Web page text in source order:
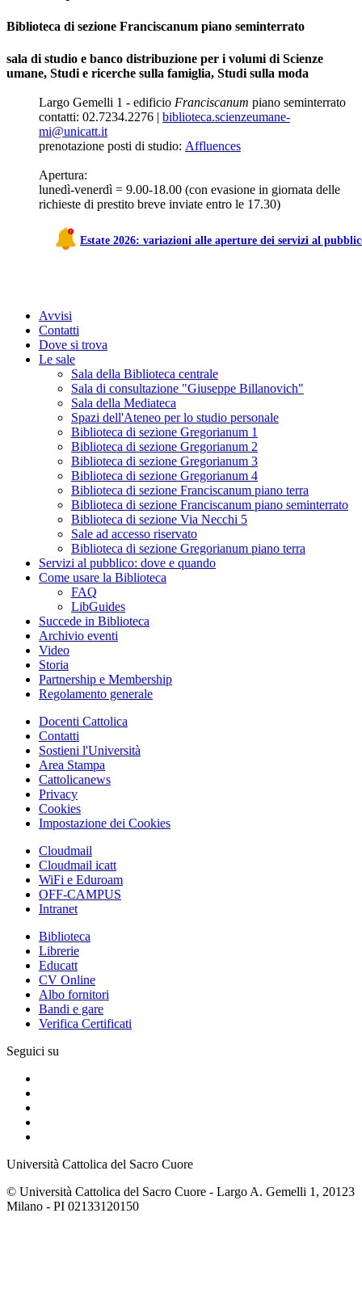
Biblioteca di sezione Franciscanum piano seminterrato
sala di studio e banco distribuzione per i volumi di Scienze
umane, Studi e ricerche sulla famiglia, Studi sulla moda
Largo Gemelli 1 - edificio Franciscanum piano seminterrato
contatti: 02.7234.2276 | biblioteca.scienzeumane-
mi@unicatt.it
prenotazione posti di studio: Affluences
Apertura:
lunedì-venerdì = 9.00-18.00 (con evasione in giornata delle
richieste di prestito breve inviate entro le 17.30)
Estate 2026: variazioni alle aperture dei servizi al
Avvisi
Contatti
Dove si trova
Le sale
Sala della Biblioteca centrale
Sala di consultazione "Giuseppe Billanovich"
Sala della Mediateca
Spazi dell'Ateneo per lo studio personale
Biblioteca di sezione Gregorianum 1
Biblioteca di sezione Gregorianum 2
Biblioteca di sezione Gregorianum 3
Biblioteca di sezione Gregorianum 4
Biblioteca di sezione Franciscanum piano terra
Biblioteca di sezione Franciscanum piano seminterrato
Biblioteca di sezione Via Necchi 5
Sale ad accesso riservato
Biblioteca di sezione Gregorianum piano terra
Servizi al pubblico: dove e quando
Come usare la Biblioteca
FAQ
LibGuides
Succede in Biblioteca
Archivio eventi
Video
Storia
Partnership e Membership
Regolamento generale
Docenti Cattolica
Contatti
Sostieni l'Università
Area Stampa
Cattolicanews
Privacy
Cookies
Impostazione dei Cookies
Cloudmail
Cloudmail icatt
WiFi e Eduroam
OFF-CAMPUS
Intranet
Biblioteca
Librerie
Educatt
CV Online
Albo fornitori
Bandi e gare
Verifica Certificati
Seguici su
Università Cattolica del Sacro Cuore
© Università Cattolica del Sacro Cuore - Largo A. Gemelli 1, 20123
Milano - PI 02133120150